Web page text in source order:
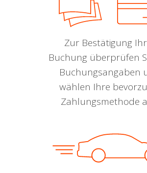
Zur Bestätigung
Buchung überprüfen
Buchungsangaben
wählen Ihre
Zahlungsmethode